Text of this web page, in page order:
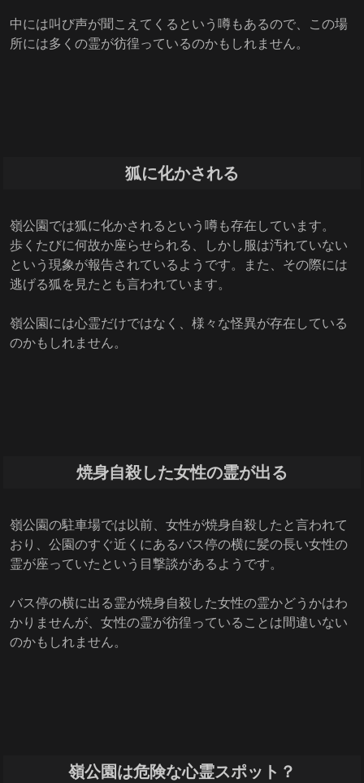
中には叫び声が聞こえてくるという噂もあるので、この場
所には多くの霊が彷徨っているのかもしれません。
狐に化かされる
嶺公園では狐に化かされるという噂も存在しています。
歩くたびに何故か座らせられる、しかし服は汚れていない
という現象が報告されているようです。また、その際には
逃げる狐を見たとも言われています。
嶺公園には心霊だけではなく、様々な怪異が存在している
のかもしれません。
焼身自殺した女性の霊が出る
嶺公園の駐車場では以前、女性が焼身自殺したと言われて
おり、公園のすぐ近くにあるバス停の横に髪の長い女性の
霊が座っていたという目撃談があるようです。
バス停の横に出る霊が焼身自殺した女性の霊かどうかはわ
かりませんが、女性の霊が彷徨っていることは間違いない
のかもしれません。
嶺公園は危険な心霊スポット？